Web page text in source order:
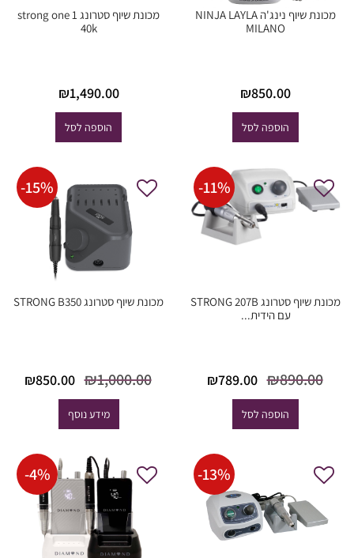
מכונת שיוף נינג'ה NINJA LAYLA
MILANO
₪850.00
הוספה לסל
מכונת שיוף סטרונג 1 strong one
40k
₪1,490.00
הוספה לסל
-11%
מכונת שיוף סטרונג STRONG 207B
עם הידית...
₪890.00
המחיר
היה:
₪890.00.
₪789.00
הוספה לסל
-15%
מכונת שיוף סטרונג STRONG B350
₪1,000.00
המחיר
₪1,000.00.
₪850.00
מידע נוסף
-13%
-4%